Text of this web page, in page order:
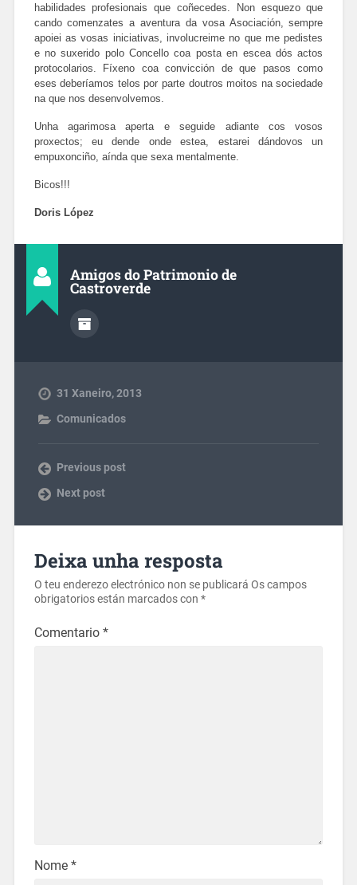
habilidades profesionais que coñecedes. Non esquezo que
cando comenzates a aventura da vosa Asociación, sempre
apoiei as vosas iniciativas, involucreime no que me pedistes
e no suxerido polo Concello coa posta en escea dós actos
protocolarios. Fíxeno coa convicción de que pasos como
eses deberíamos telos por parte doutros moitos na sociedade
na que nos desenvolvemos.
Unha agarimosa aperta e seguide adiante cos vosos
proxectos; eu dende onde estea, estarei dándovos un
empuxonciño, aínda que sexa mentalmente.
Bicos!!!
Doris López
Amigos do Patrimonio de
Castroverde
31 Xaneiro, 2013
Comunicados
Previous post
Next post
Deixa unha resposta
O teu enderezo electrónico non se publicará Os campos
obrigatorios están marcados con *
Comentario *
Nome *